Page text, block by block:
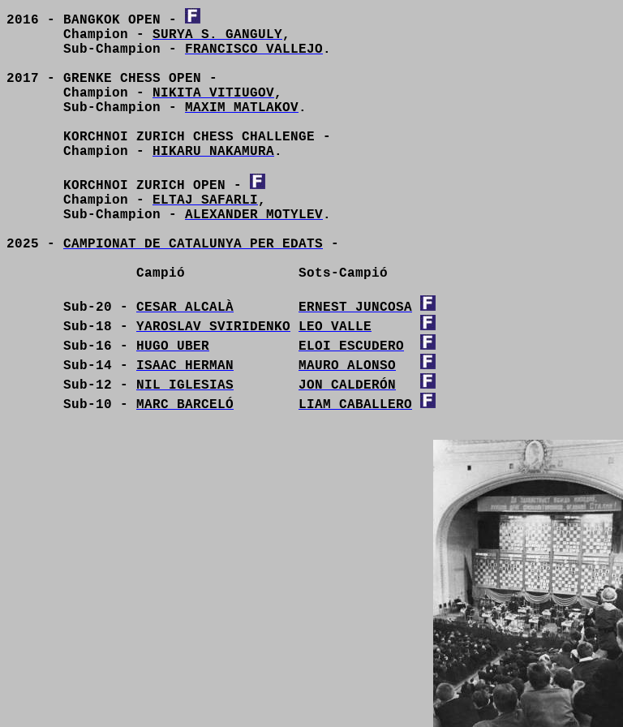
2016 - BANGKOK OPEN -
Champion - SURYA S. GANGULY,
Sub-Champion - FRANCISCO VALLEJO .
2017 - GRENKE CHESS OPEN -
Champion - NIKITA VITIUGOV,
Sub-Champion - MAXIM MATLAKOV.
KORCHNOI ZURICH CHESS CHALLENGE -
Champion - HIKARU NAKAMURA.
KORCHNOI ZURICH OPEN -
Champion - ELTAJ SAFARLI,
Sub-Champion - ALEXANDER MOTYLEV.
2025 - CAMPIONAT DE CATALUNYA PER EDATS -
Campió
Sots-Campió
Sub-20 - CESAR ALCALÀ
ERNEST JUNCOSA
Sub-18 - YAROSLAV SVIRIDENKO
LEO VALLE
Sub-16 - HUGO UBER
ELOI ESCUDERO
Sub-14 - ISAAC HERMAN
MAURO ALONSO
Sub-12 - NIL IGLESIAS
JON CALDERÓN
Sub-10 - MARC BARCELÓ LIAM CABALLERO